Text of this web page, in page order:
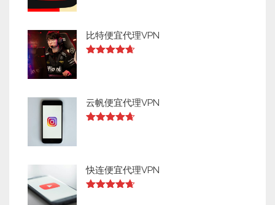
比特便宜代理VPN
云帆便宜代理VPN
快连便宜代理VPN